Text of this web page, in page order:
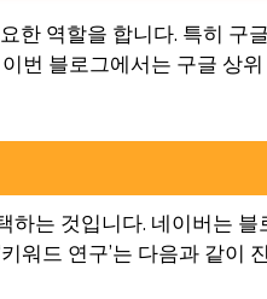
한 역할을 합니다. 특히
번 블로그에서는 구글 상
는 것입니다. 네이버는
워드 연구’는 다음과 같이